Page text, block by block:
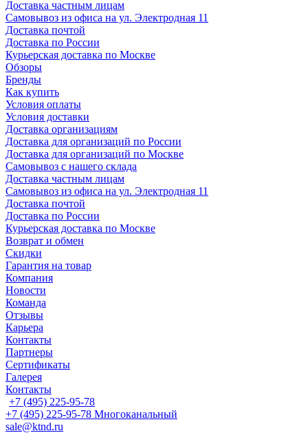
Доставка частным лицам
Самовывоз из офиса на ул. Электродная 11
Доставка почтой
Доставка по России
Курьерская доставка по Москве
Обзоры
Бренды
Как купить
Условия оплаты
Условия доставки
Доставка организациям
Доставка для организаций по России
Доставка для организаций по Москве
Самовывоз с нашего склада
Доставка частным лицам
Самовывоз из офиса на ул. Электродная 11
Доставка почтой
Доставка по России
Курьерская доставка по Москве
Возврат и обмен
Скидки
Гарантия на товар
Компания
Новости
Команда
Отзывы
Карьера
Контакты
Партнеры
Сертификаты
Галерея
Контакты
+7 (495) 225-95-78
+7 (495) 225-95-78 Многоканальный
sale@ktnd.ru